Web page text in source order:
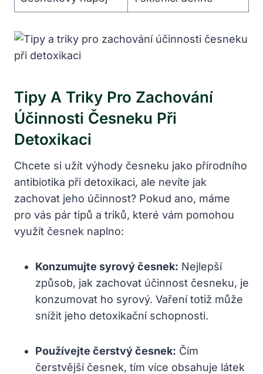
Tipy A Triky Pro Zachování
‌účinnosti Česneku Při
Detoxikaci
Chcete si užít výhody česneku jako ⁤přírodního
antibiotika při detoxikaci, ale nevíte jak
zachovat jeho účinnost? Pokud ano, máme
pro vás pár tipů a triků, které vám pomohou
⁢využít ⁢česnek naplno:
Konzumujte syrový ​česnek: Nejlepší
způsob, jak​ zachovat účinnost česneku, ‍je
konzumovat ho syrový. ⁣Vaření totiž může
snížit⁤ jeho detoxikační schopnosti.
Používejte čerstvý česnek: Čím
čerstvější česnek, tím více⁤ obsahuje látek